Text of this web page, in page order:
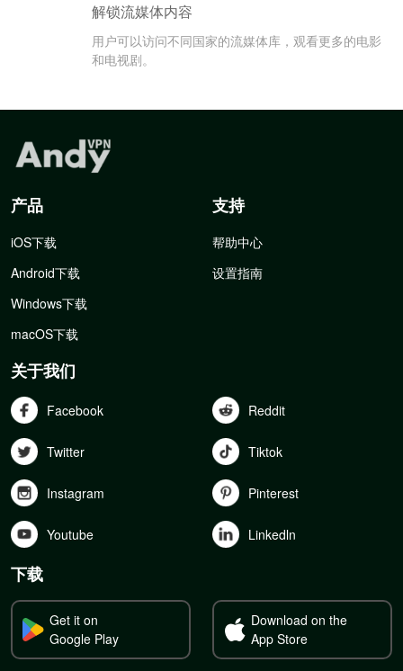
解锁流媒体内容
用户可以访问不同国家的流媒体库，观看更多的电影
和电视剧。
产品
iOS下载
Android下载
Windows下载
macOS下载
支持
帮助中心
设置指南
关于我们
Facebook Reddit
Twitter Tiktok
Instagram Pinterest
Youtube Linkedln
下载
Get it on
Google Play
Download on the
App Store